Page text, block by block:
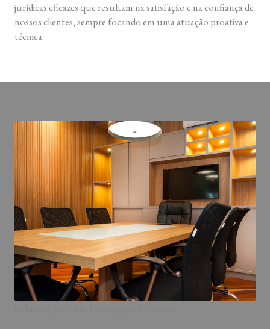
jurídicas eficazes que resultam na satisfação e na confiança de
nossos clientes, sempre focando em uma atuação proativa e
técnica.